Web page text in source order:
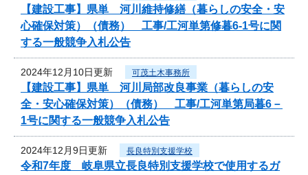
【建設工事】県単 河川維持修繕（暮らしの安全・安
心確保対策）（債務） 工事/工河単第修暮6-1号に関
する一般競争入札公告
2024年12月10日更新 可茂土木事務所
【建設工事】県単 河川局部改良事業（暮らしの安
全・安心確保対策）（債務） 工事/工河単第局暮6－
1号に関する一般競争入札公告
2024年12月9日更新 長良特別支援学校
令和7年度 岐阜県立長良特別支援学校で使用するガ